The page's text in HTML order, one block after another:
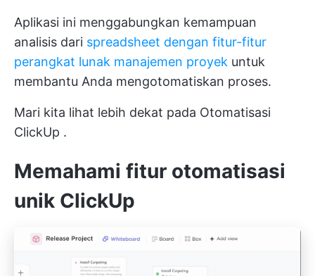
Aplikasi ini menggabungkan kemampuan
analisis dari spreadsheet dengan fitur-fitur
perangkat lunak manajemen proyek untuk
membantu Anda mengotomatiskan proses.
Mari kita lihat lebih dekat pada Otomatisasi
ClickUp .
Memahami fitur otomatisasi
unik ClickUp